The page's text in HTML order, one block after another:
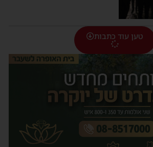
טען עוד כתבות